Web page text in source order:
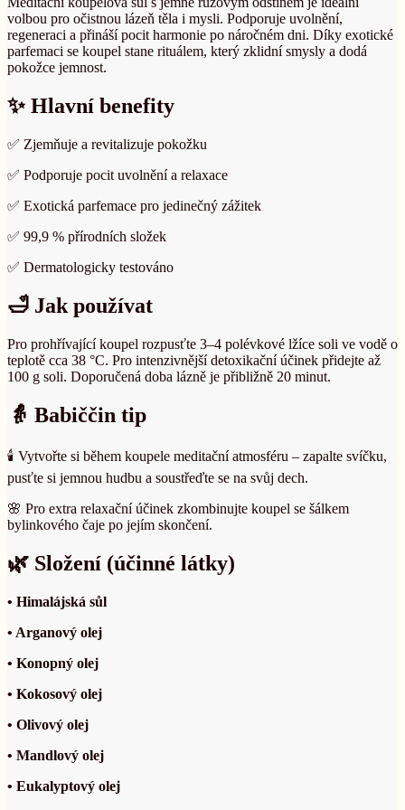
volbou pro očistnou lázeň těla i mysli. Podporuje uvolnění,
regeneraci a přináší pocit harmonie po náročném dni. Díky exotické
parfemaci se koupel stane rituálem, který zklidní smysly a dodá
pokožce jemnost.
✨ Hlavní benefity
✅ Zjemňuje a revitalizuje pokožku
✅ Podporuje pocit uvolnění a relaxace
✅ Exotická parfemace pro jedinečný zážitek
✅ 99,9 % přírodních složek
✅ Dermatologicky testováno
🛁 Jak používat
Pro prohřívající koupel rozpusťte 3–4 polévkové lžíce soli ve vodě o
teplotě cca 38 °C. Pro intenzivnější detoxikační účinek přidejte až
100 g soli. Doporučená doba lázně je přibližně 20 minut.
👵 Babiččin tip
🕯️ Vytvořte si během koupele meditační atmosféru – zapalte svíčku,
pusťte si jemnou hudbu a soustřeďte se na svůj dech.
🌸 Pro extra relaxační účinek zkombinujte koupel se šálkem
bylinkového čaje po jejím skončení.
🌿 Složení (účinné látky)
• Himalájská sůl
• Arganový olej
• Konopný olej
• Kokosový olej
• Olivový olej
• Mandlový olej
• Eukalyptový olej